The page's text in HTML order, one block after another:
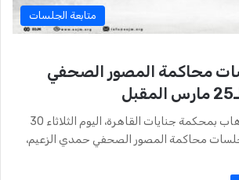
متابعة الجلسات
محاكمة المصور الصحفي
أجّلت الدائرة الثانية إرهاب بمحكمة جنايات القاهرة، اليوم الثلاثاء 30
جلسات محاكمة المصور الصحفي حمدي الزعيم،